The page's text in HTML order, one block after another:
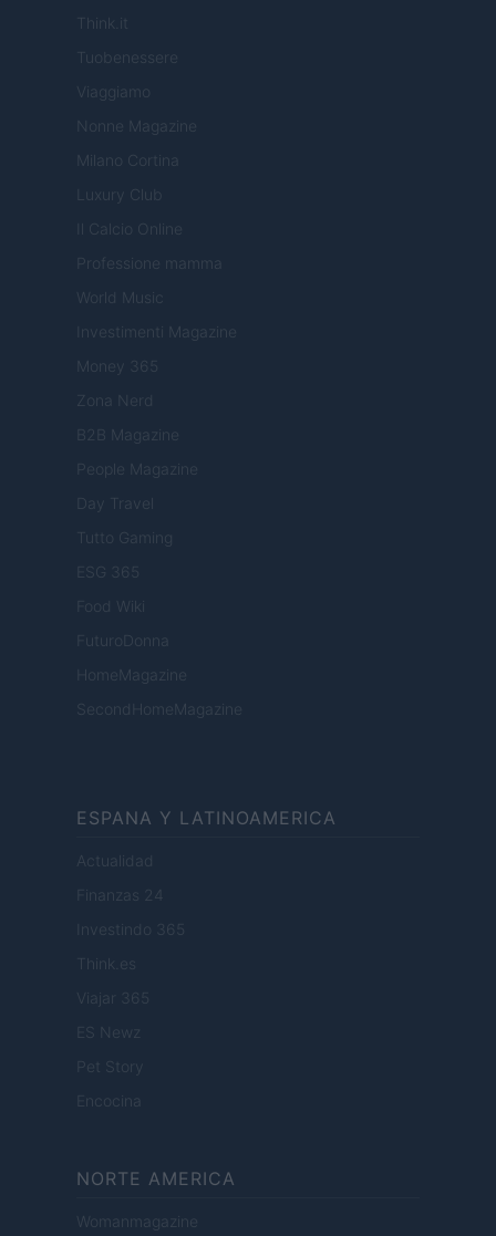
Think.it
Tuobenessere
Viaggiamo
Nonne Magazine
Milano Cortina
Luxury Club
Il Calcio Online
Professione mamma
World Music
Investimenti Magazine
Money 365
Zona Nerd
B2B Magazine
People Magazine
Day Travel
Tutto Gaming
ESG 365
Food Wiki
FuturoDonna
HomeMagazine
SecondHomeMagazine
ESPANA Y LATINOAMERICA
Actualidad
Finanzas 24
Investindo 365
Think.es
Viajar 365
ES Newz
Pet Story
Encocina
NORTE AMERICA
Womanmagazine